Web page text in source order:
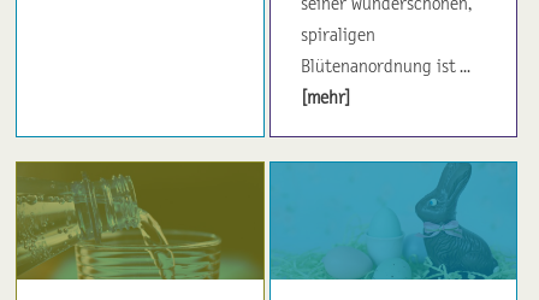
seiner wunderschönen,
spiraligen
Blütenanordnung ist ...
[mehr]